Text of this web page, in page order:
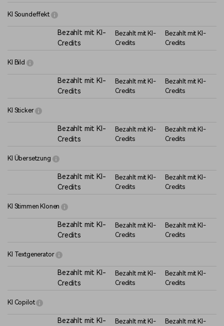
KI Soundeffekt
Bezahlt mit KI-
Credits
Bezahlt mit KI-
Credits
Bezahlt mit KI-
Credits
KI Bild
Bezahlt mit KI-
Credits
Bezahlt mit KI-
Credits
Bezahlt mit KI-
Credits
KI Sticker
Bezahlt mit KI-
Credits
Bezahlt mit KI-
Credits
Bezahlt mit KI-
Credits
KI Übersetzung
Bezahlt mit KI-
Credits
Bezahlt mit KI-
Credits
Bezahlt mit KI-
Credits
KI Stimmen Klonen
Bezahlt mit KI-
Credits
Bezahlt mit KI-
Credits
Bezahlt mit KI-
Credits
KI Textgenerator
Bezahlt mit KI-
Credits
Bezahlt mit KI-
Credits
Bezahlt mit KI-
Credits
KI Copilot
Bezahlt mit KI-
Bezahlt mit KI-
Bezahlt mit KI-